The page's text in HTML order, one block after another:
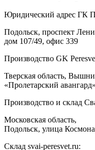
Юридический адрес ГК
Подольск, проспект
дом 107/49, офис 339
Производство GK
Тверская область,
«Пролетарский авангард»
Производство и склад
Московская область,
Подольск, улица
Склад svai-peresvet.ru: